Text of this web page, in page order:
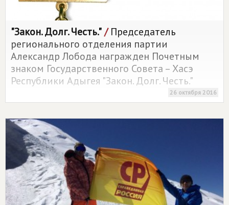
"Закон. Долг. Честь."/Председатель
регионального отделения партии
Александр Лобода награжден Почетным
знаком Государственного Совета – Хасэ
Республики Адыгея "Закон. Долг. Честь."
26 октября 2016